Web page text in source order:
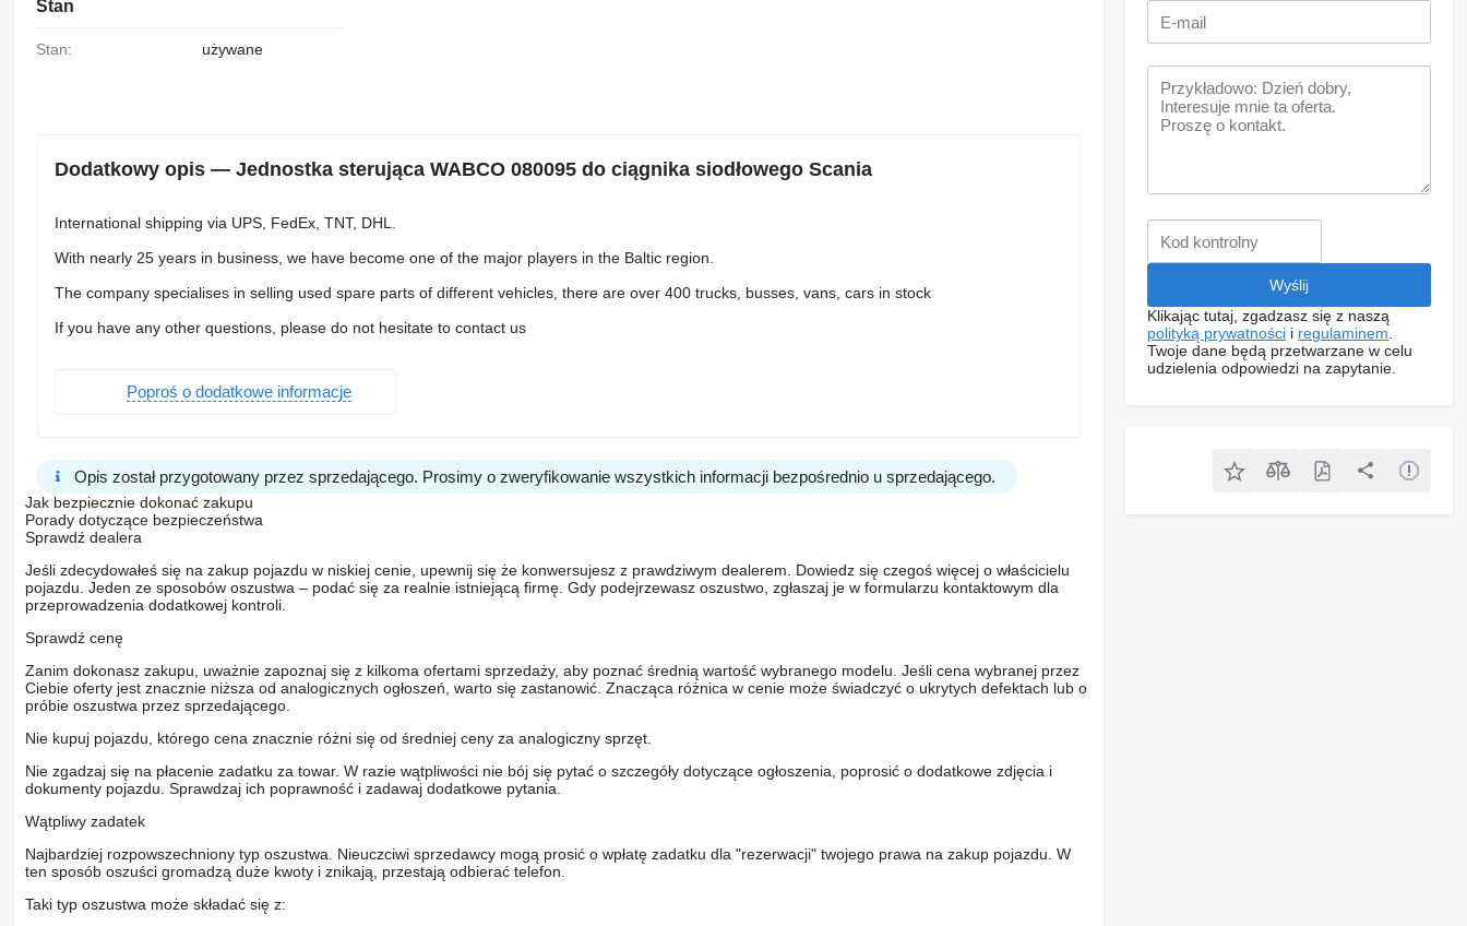
Stan
Stan: używane
Dodatkowy opis — Jednostka sterująca WABCO 080095 do ciągnika siodłowego Scania
International shipping via UPS, FedEx, TNT, DHL.
With nearly 25 years in business, we have become one of the major players in the Baltic region.
The company specialises in selling used spare parts of different vehicles, there are over 400 trucks, busses, vans, cars in stock
If you have any other questions, please do not hesitate to contact us
Poproś o dodatkowe informacje
Opis został przygotowany przez sprzedającego. Prosimy o zweryfikowanie wszystkich informacji bezpośrednio u sprzedającego.
Jak bezpiecznie dokonać zakupu
Porady dotyczące bezpieczeństwa
Sprawdź dealera
Jeśli zdecydowałeś się na zakup pojazdu w niskiej cenie, upewnij się że konwersujesz z prawdziwym dealerem. Dowiedz się czegoś więcej o właścicielu
pojazdu. Jeden ze sposobów oszustwa – podać się za realnie istniejącą firmę. Gdy podejrzewasz oszustwo, zgłaszaj je w formularzu kontaktowym dla
przeprowadzenia dodatkowej kontroli.
Sprawdź cenę
Zanim dokonasz zakupu, uważnie zapoznaj się z kilkoma ofertami sprzedaży, aby poznać średnią wartość wybranego modelu. Jeśli cena wybranej przez
Ciebie oferty jest znacznie niższa od analogicznych ogłoszeń, warto się zastanowić. Znacząca różnica w cenie może świadczyć o ukrytych defektach lub o
próbie oszustwa przez sprzedającego.
Nie kupuj pojazdu, którego cena znacznie różni się od średniej ceny za analogiczny sprzęt.
Nie zgadzaj się na płacenie zadatku za towar. W razie wątpliwości nie bój się pytać o szczegóły dotyczące ogłoszenia, poprosić o dodatkowe zdjęcia i
dokumenty pojazdu. Sprawdzaj ich poprawność i zadawaj dodatkowe pytania.
Wątpliwy zadatek
Najbardziej rozpowszechniony typ oszustwa. Nieuczciwi sprzedawcy mogą prosić o wpłatę zadatku dla "rezerwacji" twojego prawa na zakup pojazdu. W
ten sposób oszuści gromadzą duże kwoty i znikają, przestają odbierać telefon.
Taki typ oszustwa może składać się z:
Klikając tutaj, zgadzasz się z naszą
polityką prywatności i regulaminem
Twoje dane będą przetwarzane w celu
udzielenia odpowiedzi na zapytanie.